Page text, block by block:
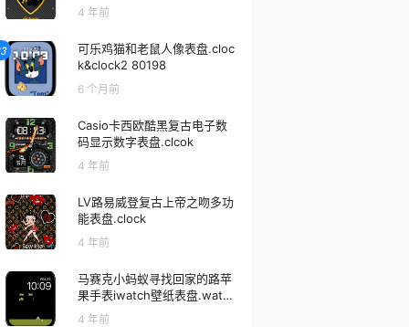
4 年前
可乐鸡猫和老鼠人像表盘.cloc
k&clock2 80198
6 个月前
Casio卡西欧酷黑复古电子数
码显示数字表盘.clcok
4 年前
LV路易威登复古上帝之吻多功
能表盘.clock
4 年前
马赛克小蚂蚁寻找回家的路苹
果手表iwatch壁纸表盘.watch
face
4 年前